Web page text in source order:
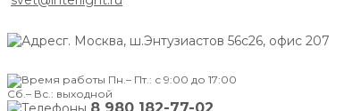
г. Москва, ш.Энтузиастов 56с26, офис 207
Пн.– Пт.: с 9:00 до 17:00
Сб.– Вс.: выходной